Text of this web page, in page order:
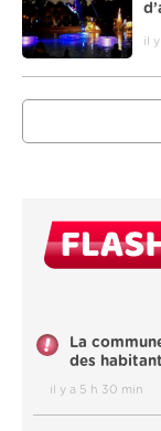
il
La
des
il y a 5 h 30 min